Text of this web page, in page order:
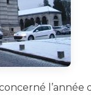
l’année